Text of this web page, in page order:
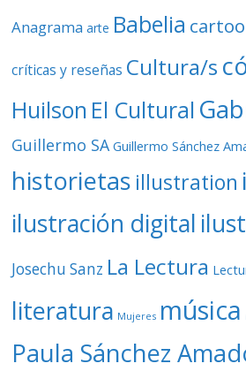
Anagrama arte Babelia
críticas y reseñas Cultura/s
Huilson El Cultural
Guillermo SA Guillermo Sánchez
historietas illustration
ilustración digital
Josechu Sanz La Lectura
literatura Mujeres música
Paula Sánchez